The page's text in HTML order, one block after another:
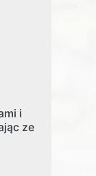
i
ze